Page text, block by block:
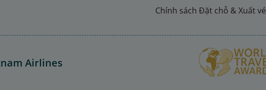
Chính sách Đặt chỗ & Xuất vé
Airlines